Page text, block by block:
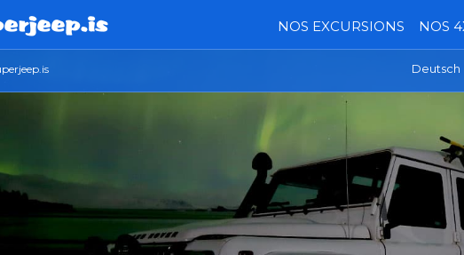
Deutsch
NOS EXCURSIONS NOS